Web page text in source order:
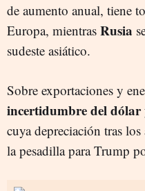
de aumento anual, tiene
Europa, mientras Rusia
sudeste asiático.
Sobre exportaciones y
incertidumbre del dólar
cuya depreciación tras los
la pesadilla para Trump